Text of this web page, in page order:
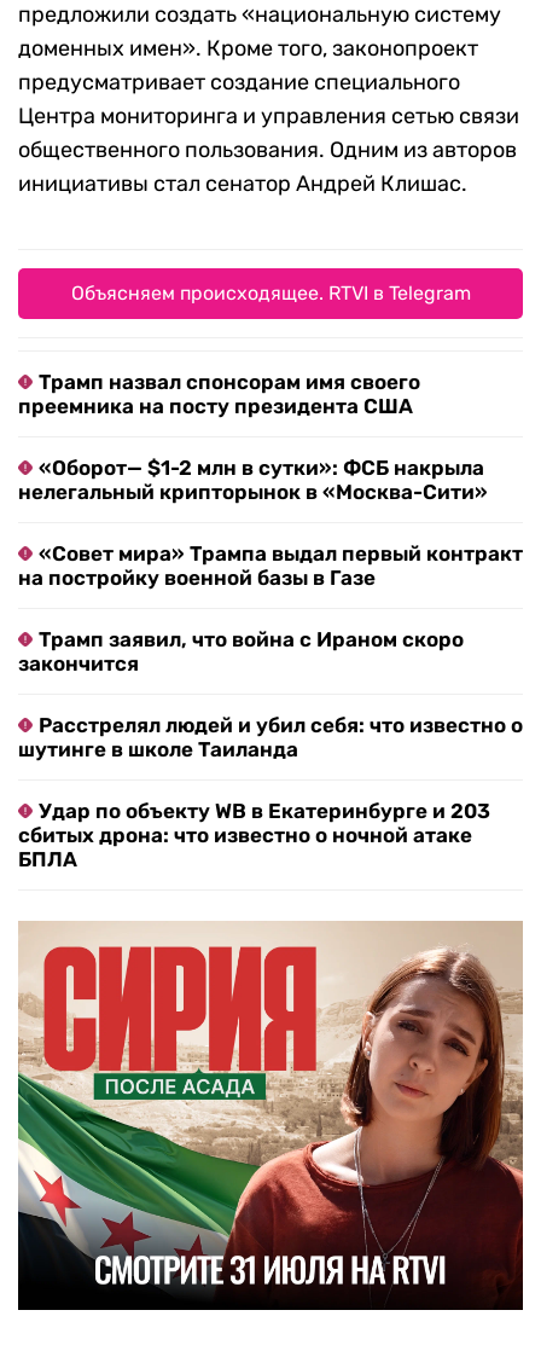
предложили создать «национальную систему
доменных имен». Кроме того, законопроект
предусматривает создание специального
Центра мониторинга и управления сетью связи
общественного пользования. Одним из авторов
инициативы стал сенатор Андрей Клишас.
Объясняем происходящее. RTVI в Telegram
Трамп назвал спонсорам имя своего
преемника на посту президента США
«Оборот— $1-2 млн в сутки»: ФСБ накрыла
нелегальный крипторынок в «Москва-Сити»
«Совет мира» Трампа выдал первый контракт
на постройку военной базы в Газе
Трамп заявил, что война с Ираном скоро
закончится
Расстрелял людей и убил себя: что известно о
шутинге в школе Таиланда
Удар по объекту WB в Екатеринбурге и 203
сбитых дрона: что известно о ночной атаке
БПЛА